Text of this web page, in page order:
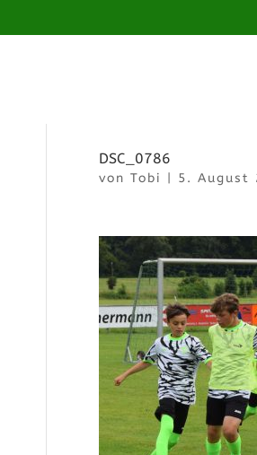
DSC_0786
von Tobi 5. August